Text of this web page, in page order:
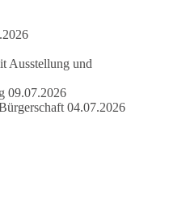
Ausstellung und
09.07.2026
04.07.2026